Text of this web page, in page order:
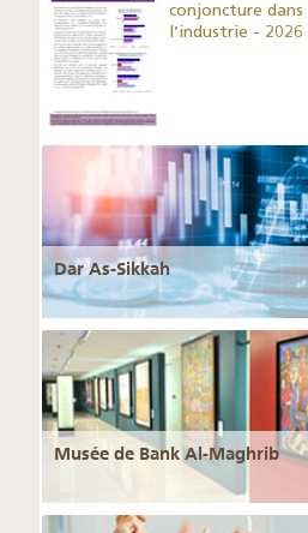
conjoncture dans
l’industrie - 2026
Dar As-Sikkah
Musée de Bank Al-Maghrib